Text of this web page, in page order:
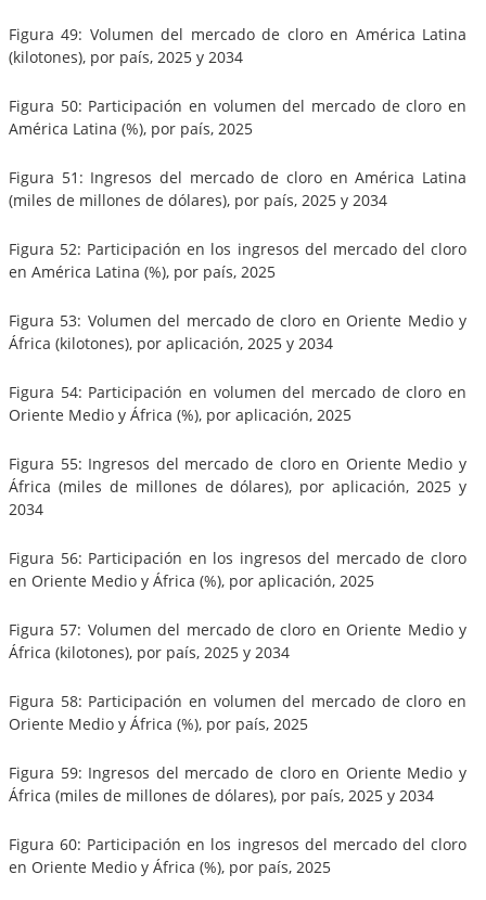
Figura 49: Volumen del mercado de cloro en América Latina
(kilotones), por país, 2025 y 2034
Figura 50: Participación en volumen del mercado de cloro en
América Latina (%), por país, 2025
Figura 51: Ingresos del mercado de cloro en América Latina
(miles de millones de dólares), por país, 2025 y 2034
Figura 52: Participación en los ingresos del mercado del cloro
en América Latina (%), por país, 2025
Figura 53: Volumen del mercado de cloro en Oriente Medio y
África (kilotones), por aplicación, 2025 y 2034
Figura 54: Participación en volumen del mercado de cloro en
Oriente Medio y África (%), por aplicación, 2025
Figura 55: Ingresos del mercado de cloro en Oriente Medio y
África (miles de millones de dólares), por aplicación, 2025 y
2034
Figura 56: Participación en los ingresos del mercado de cloro
en Oriente Medio y África (%), por aplicación, 2025
Figura 57: Volumen del mercado de cloro en Oriente Medio y
África (kilotones), por país, 2025 y 2034
Figura 58: Participación en volumen del mercado de cloro en
Oriente Medio y África (%), por país, 2025
Figura 59: Ingresos del mercado de cloro en Oriente Medio y
África (miles de millones de dólares), por país, 2025 y 2034
Figura 60: Participación en los ingresos del mercado del cloro
en Oriente Medio y África (%), por país, 2025